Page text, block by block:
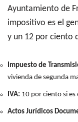
Ayuntamiento de
impositivo es el
y un 12 por ciento
Impuesto de
vivienda de segunda
IVA: 10 por ciento si es
Actos Jurídicos